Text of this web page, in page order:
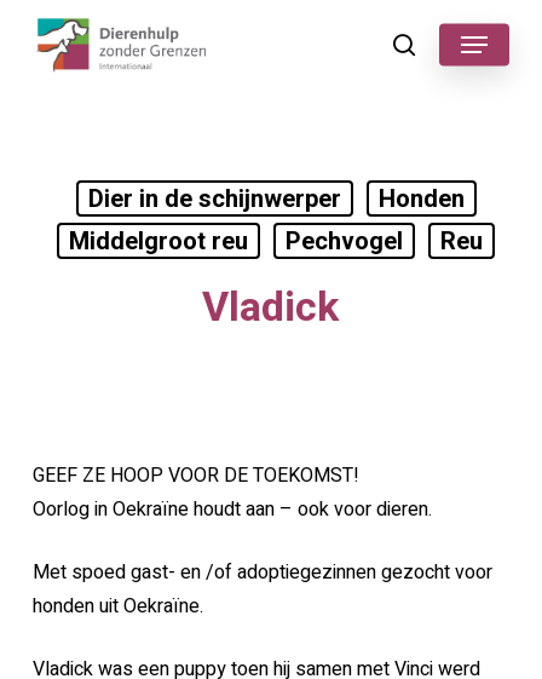
search
Menu
Dier in de schijnwerper
Honden
Middelgroot reu
Pechvogel Reu
Vladick
GEEF ZE HOOP VOOR DE TOEKOMST!
Oorlog in Oekraïne houdt aan – ook voor dieren.
Met spoed gast- en /of adoptiegezinnen gezocht voor
honden uit Oekraïne.
Vladick was een puppy toen hij samen met Vinci werd